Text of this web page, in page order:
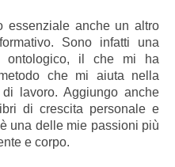
essenziale anche un altro
Sono infatti una
ontologico, il che mi ha
che mi aiuta nella
lavoro. Aggiungo anche
di crescita personale e
una delle mie passioni più
e corpo.